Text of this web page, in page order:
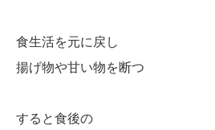
食生活を元に戻し
揚げ物や甘い物を断つ
すると食後の